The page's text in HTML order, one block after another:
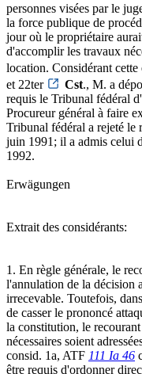
personnes visées par le
la force publique de
jour où le propriétaire
d'accomplir les travaux
location. Considérant
et 22ter
Cst., M. a
requis le Tribunal fédéral
Procureur général à faire
Tribunal fédéral a rejeté le
juin 1991; il a admis celui
1992.
Erwägungen
Extrait des considérants:
1. En règle générale, le
l'annulation de la décision
irrecevable. Toutefois,
de casser le prononcé
la constitution, le
nécessaires soient
consid. 1a, ATF 111 Ia 46
être requis d'ordonner